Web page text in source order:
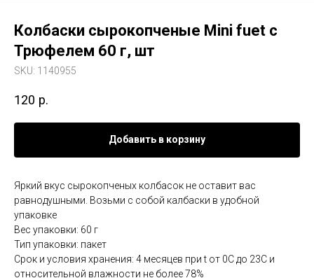
Колбаски сырокопченые Mini fuet с
Трюфелем 60 г, шт
SKU: 1140955
120 р.
Добавить в корзину
Яркий вкус сырокопченых колбасок не оставит вас
равнодушными. Возьми с собой калбаски в удобной
упаковке
Вес упаковки: 60 г
Тип упаковки: пакет
Срок и условия хранения: 4 месяцев при t от 0С до 23С и
относительной влажности не более 78%